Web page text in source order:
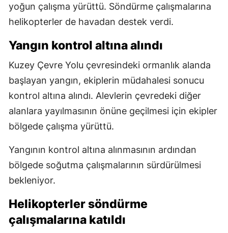
yoğun çalışma yürüttü. Söndürme çalışmalarına
helikopterler de havadan destek verdi.
Yangın kontrol altına alındı
Kuzey Çevre Yolu çevresindeki ormanlık alanda
başlayan yangın, ekiplerin müdahalesi sonucu
kontrol altına alındı. Alevlerin çevredeki diğer
alanlara yayılmasının önüne geçilmesi için ekipler
bölgede çalışma yürüttü.
Yangının kontrol altına alınmasının ardından
bölgede soğutma çalışmalarının sürdürülmesi
bekleniyor.
Helikopterler söndürme
çalışmalarına katıldı